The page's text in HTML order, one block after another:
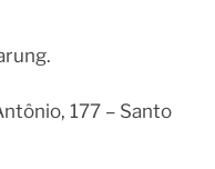
177 – Santo